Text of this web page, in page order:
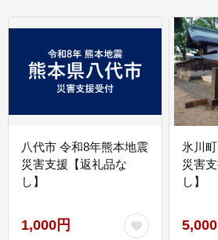
八代市 令和8年熊本地震
災害支援【返礼品な
し】
1,000円
氷川
災害
し】